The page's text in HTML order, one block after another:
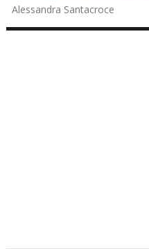
Alessandra Santacroce